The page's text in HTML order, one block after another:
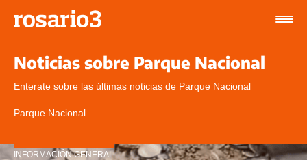
Noticias sobre Parque Nacional
Enterate sobre las últimas noticias de Parque Nacional
Parque Nacional
INFORMACIÓN GENERAL